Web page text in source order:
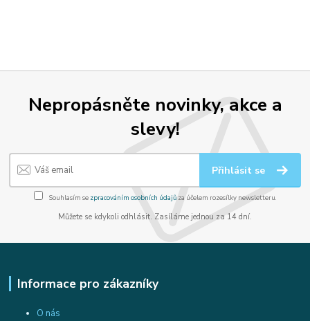
Nepropásněte novinky, akce a
slevy!
Přihlásit se
Souhlasím se zpracováním osobních údajůza účelem rozesílky newsletteru.
Můžete se kdykoli odhlásit. Zasíláme jednou za 14 dní.
Informace pro zákazníky
O nás